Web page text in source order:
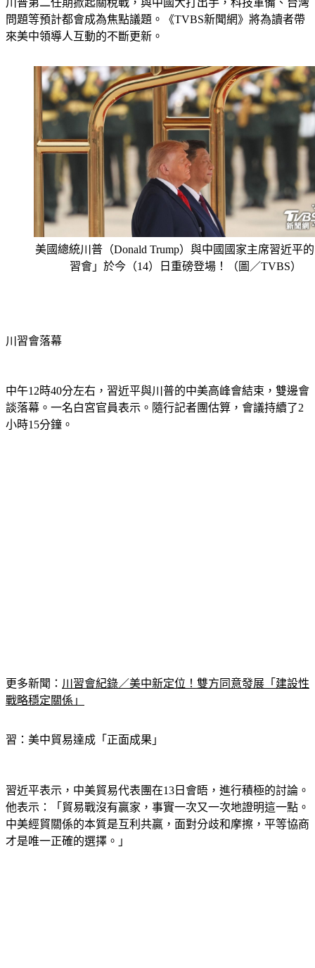
川普第二任期掀起關稅戰，與中國大打出手，科技軍備、台灣
問題等預計都會成為焦點議題。《TVBS新聞網》將為讀者帶
來美中領導人互動的不斷更新。
美國總統川普（Donald Trump）與中國國家主席習近平
習會」於今（14）日重磅登場！（圖／TVBS）
川習會落幕
中午12時40分左右，習近平與川普的中美高峰會結束，雙邊會
談落幕。一名白宮官員表示。隨行記者團估算，會議持續了2
小時15分鐘。
更多新聞： 川習會紀錄／美中新定位！雙方同意發展「建設性
戰略穩定關係」
習：美中貿易達成「正面成果」
習近平表示，中美貿易代表團在13日會晤，進行積極的討論。
他表示：「貿易戰沒有贏家，事實一次又一次地證明這一點。
中美經貿關係的本質是互利共贏，面對分歧和摩擦，平等協商
才是唯一正確的選擇。」